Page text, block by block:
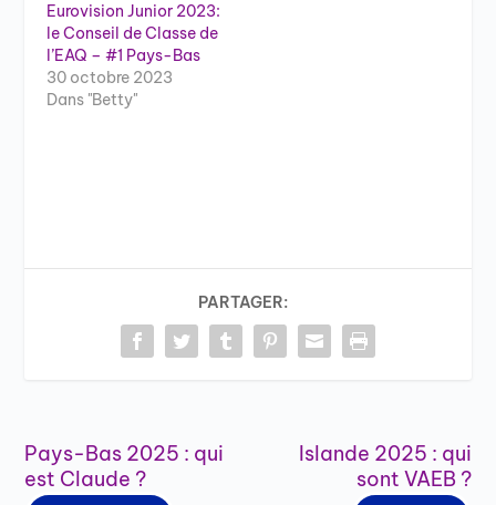
Eurovision Junior 2023:
le Conseil de Classe de
l’EAQ – #1 Pays-Bas
30 octobre 2023
Dans "Betty"
PARTAGER:
Pays-Bas 2025 : qui
est Claude ?
Islande 2025 : qui
sont VAEB ?